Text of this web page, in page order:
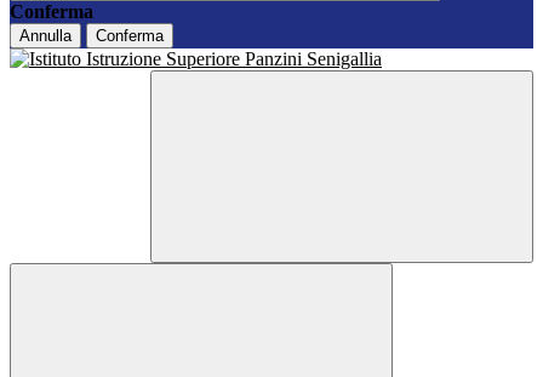
Conferma
Annulla Conferma